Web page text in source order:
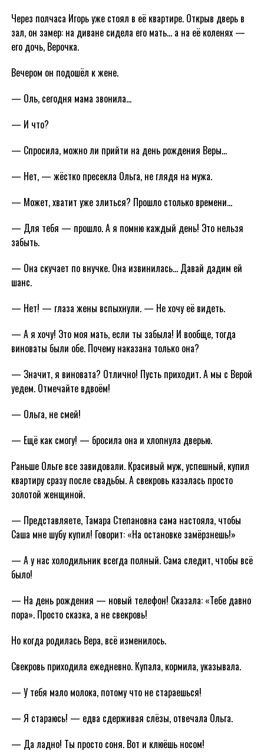
Через полчаса Игорь уже стоял в её квартире. Открыв дверь в
зал, он замер: на диване сидела его мать… а на её коленях —
его дочь, Верочка.
Вечером он подошёл к жене.
— Оль, сегодня мама звонила…
— И что?
— Спросила, можно ли прийти на день рождения Веры…
— Нет, — жёстко пресекла Ольга, не глядя на мужа.
— Может, хватит уже злиться? Прошло столько времени…
— Для тебя — прошло. А я помню каждый день! Это нельзя
забыть.
— Она скучает по внучке. Она извинилась… Давай дадим ей
шанс.
— Нет! — глаза жены вспыхнули. — Не хочу её видеть.
— А я хочу! Это моя мать, если ты забыла! И вообще, тогда
виноваты были обе. Почему наказана только она?
— Значит, я виновата? Отлично! Пусть приходит. А мы с Верой
уедем. Отмечайте вдвоём!
— Ольга, не смей!
— Ещё как смогу! — бросила она и хлопнула дверью.
Раньше Ольге все завидовали. Красивый муж, успешный, купил
квартиру сразу после свадьбы. А свекровь казалась просто
золотой женщиной.
— Представляете, Тамара Степановна сама настояла, чтобы
Саша мне шубу купил! Говорит: «На остановке замёрзнешь!»
— А у нас холодильник всегда полный. Сама следит, чтобы всё
было!
— На день рождения — новый телефон! Сказала: «Тебе давно
пора». Просто сказка, а не свекровь!
Но когда родилась Вера, всё изменилось.
Свекровь приходила ежедневно. Купала, кормила, указывала.
— У тебя мало молока, потому что не стараешься!
— Я стараюсь! — едва сдерживая слёзы, отвечала Ольга.
— Да ладно! Ты просто соня. Вот и клюёшь носом!